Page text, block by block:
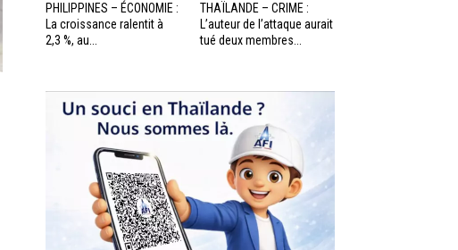
PHILIPPINES – ÉCONOMIE :
La croissance ralentit à
2,3 %, au...
THAÏLANDE – CRIME :
L’auteur de l’attaque aurait
tué deux membres...